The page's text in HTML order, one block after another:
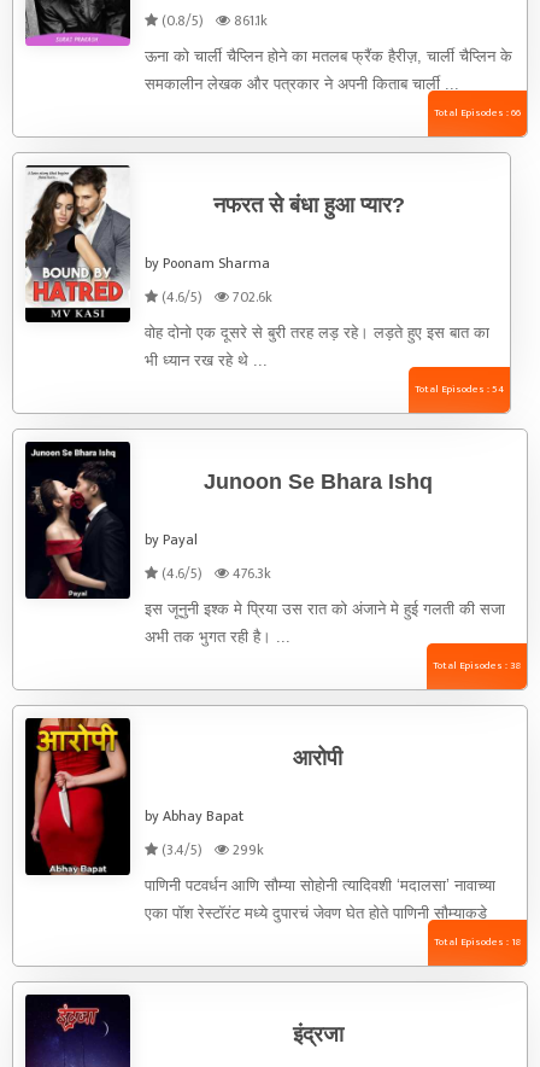
(0.8/5)
861.1k
ऊना को चार्ली चैप्लिन होने का मतलब फ्रैंक हैरीज़, चार्ली चैप्लिन के
समकालीन लेखक और पत्रकार ने अपनी किताब चार्ली ...
Total Episodes : 66
नफरत से बंधा हुआ प्यार?
by Poonam Sharma
(4.6/5)
702.6k
वोह दोनो एक दूसरे से बुरी तरह लड़ रहे। लड़ते हुए इस बात का
भी ध्यान रख रहे थे ...
Total Episodes : 54
Junoon Se Bhara Ishq
by Payal
(4.6/5)
476.3k
इस जूनुनी इश्क मे प्रिया उस रात को अंजाने मे हुई गलती की सजा
अभी तक भुगत रही है। ...
Total Episodes : 38
आरोपी
by Abhay Bapat
(3.4/5)
299k
पाणिनी पटवर्धन आणि सौम्या सोहोनी त्यादिवशी ‘मदालसा’ नावाच्या
एका पॉश रेस्टॉरंट मध्ये दुपारचं जेवण घेत होते पाणिनी सौम्याकडे
Total Episodes : 18
इंद्रजा